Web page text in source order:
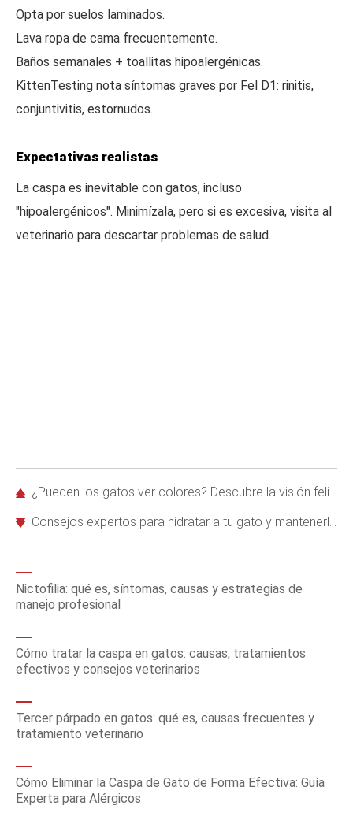
Opta por suelos laminados.
Lava ropa de cama frecuentemente.
Baños semanales + toallitas hipoalergénicas.
KittenTesting nota síntomas graves por Fel D1: rinitis,
conjuntivitis, estornudos.
Expectativas realistas
La caspa es inevitable con gatos, incluso
"hipoalergénicos". Minimízala, pero si es excesiva, visita al
veterinario para descartar problemas de salud.
¿Pueden los gatos ver colores? Descubre la visión felina y sus superpoderes
Consejos expertos para hidratar a tu gato y mantenerlo saludable
Nictofilia: qué es, síntomas, causas y estrategias de
manejo profesional
Cómo tratar la caspa en gatos: causas, tratamientos
efectivos y consejos veterinarios
Tercer párpado en gatos: qué es, causas frecuentes y
tratamiento veterinario
Cómo Eliminar la Caspa de Gato de Forma Efectiva: Guía
Experta para Alérgicos